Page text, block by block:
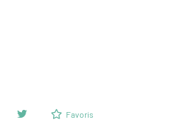
Favoris